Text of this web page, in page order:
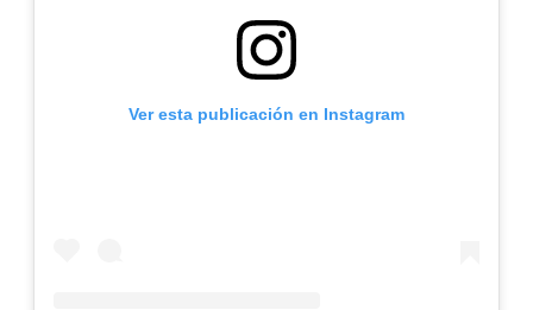
Ver esta publicación en Instagram